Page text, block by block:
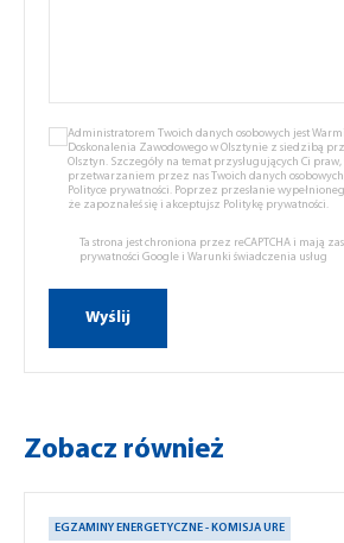
Administratorem Twoich danych osobowych jest
Doskonalenia Zawodowego w Olsztynie z siedzibą
Olsztyn. Szczegóły na temat przysługujących Ci
przetwarzaniem przez nas Twoich danych
Polityce prywatności. Poprzez przesłanie
że zapoznałeś się i akceptujsz Politykę prywatności.
Ta strona jest chroniona przez reCAPTCHA i mają
prywatności Google i Warunki świadczenia usług
Zobacz również
EGZAMINY ENERGETYCZNE - KOMISJA URE